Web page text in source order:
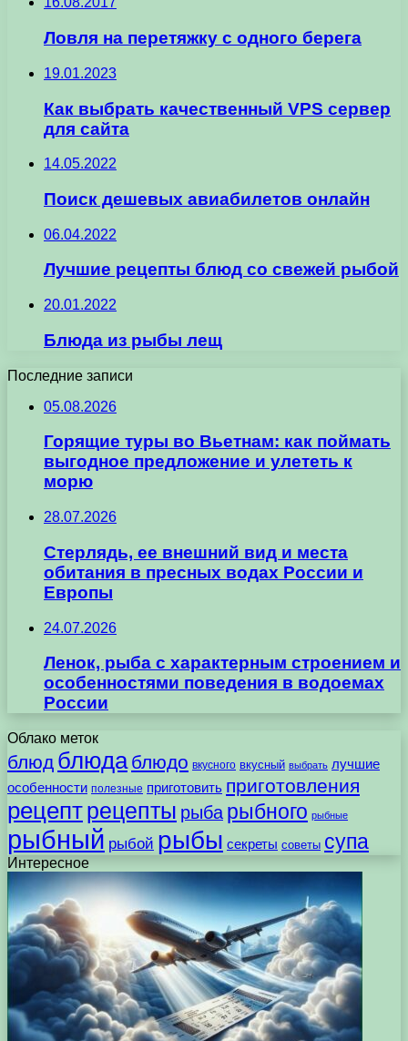
Ловля на перетяжку с одного берега
19.01.2023
Как выбрать качественный VPS сервер
для сайта
14.05.2022
Поиск дешевых авиабилетов онлайн
06.04.2022
Лучшие рецепты блюд со свежей рыбой
20.01.2022
Блюда из рыбы лещ
Последние записи
05.08.2026
Горящие туры во Вьетнам: как поймать
выгодное предложение и улететь к
морю
28.07.2026
Стерлядь, ее внешний вид и места
обитания в пресных водах России и
Европы
24.07.2026
Ленок, рыба с характерным строением и
особенностями поведения в водоемах
России
Облако меток
блюд блюда блюдо вкусного вкусный выбрать лучшие
особенности полезные приготовить приготовления
рецептрецепты рыба рыбного рыбные
рыбный рыбой рыбы секреты советы супа
Интересное